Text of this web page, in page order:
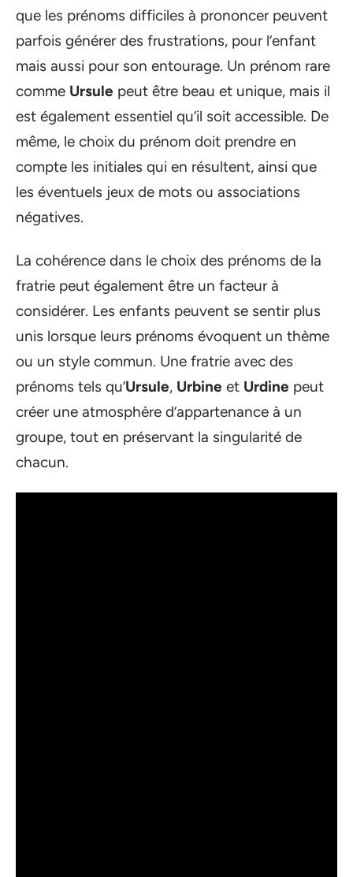
que les prénoms difficiles à prononcer peuvent
parfois générer des frustrations, pour l’enfant
mais aussi pour son entourage. Un prénom rare
comme Ursule peut être beau et unique, mais il
est également essentiel qu’il soit accessible. De
même, le choix du prénom doit prendre en
compte les initiales qui en résultent, ainsi que
les éventuels jeux de mots ou associations
négatives.
La cohérence dans le choix des prénoms de la
fratrie peut également être un facteur à
considérer. Les enfants peuvent se sentir plus
unis lorsque leurs prénoms évoquent un thème
ou un style commun. Une fratrie avec des
prénoms tels qu’Ursule, Urbine et Urdine peut
créer une atmosphère d’appartenance à un
groupe, tout en préservant la singularité de
chacun.